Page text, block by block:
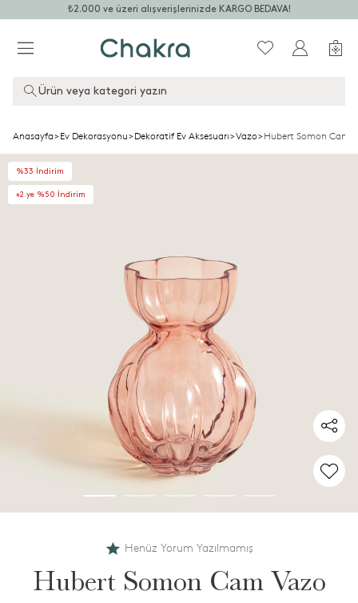
₺2.000 ve üzeri alışverişlerinizde KARGO BEDAVA!
Ürün veya kategori yazın
Anasayfa>Ev Dekorasyonu>Dekoratif Ev Aksesuarı>Vazo>Hubert Somon Cam
%33 İndirim
+2.ye %50 İndirim
Henüz Yorum Yazılmamış
Hubert Somon Cam Vazo